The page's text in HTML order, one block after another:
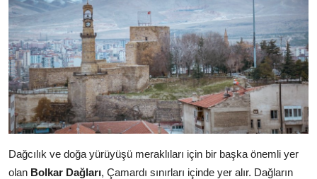
Dağcılık ve doğa yürüyüşü meraklıları için bir başka önemli yer
olan Bolkar Dağları, Çamardı sınırları içinde yer alır. Dağların